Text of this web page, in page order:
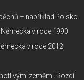
– například Polsko
v roce 1990
v roce 2012.
zeměmi. Rozdíl